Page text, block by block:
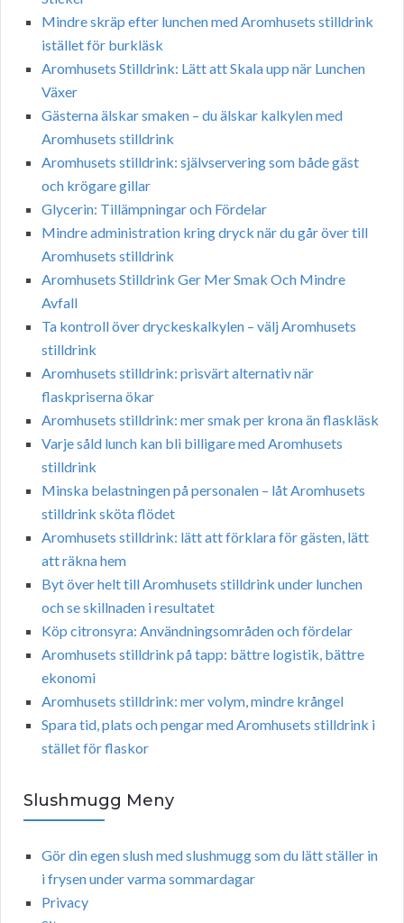
Mindre skräp efter lunchen med Aromhusets stilldrink
istället för burkläsk
Aromhusets Stilldrink: Lätt att Skala upp när Lunchen
Växer
Gästerna älskar smaken – du älskar kalkylen med
Aromhusets stilldrink
Aromhusets stilldrink: självservering som både gäst
och krögare gillar
Glycerin: Tillämpningar och Fördelar
Mindre administration kring dryck när du går över till
Aromhusets stilldrink
Aromhusets Stilldrink Ger Mer Smak Och Mindre
Avfall
Ta kontroll över dryckeskalkylen – välj Aromhusets
stilldrink
Aromhusets stilldrink: prisvärt alternativ när
flaskpriserna ökar
Aromhusets stilldrink: mer smak per krona än flaskläsk
Varje såld lunch kan bli billigare med Aromhusets
stilldrink
Minska belastningen på personalen – låt Aromhusets
stilldrink sköta flödet
Aromhusets stilldrink: lätt att förklara för gästen, lätt
att räkna hem
Byt över helt till Aromhusets stilldrink under lunchen
och se skillnaden i resultatet
Köp citronsyra: Användningsområden och fördelar
Aromhusets stilldrink på tapp: bättre logistik, bättre
ekonomi
Aromhusets stilldrink: mer volym, mindre krångel
Spara tid, plats och pengar med Aromhusets stilldrink i
stället för flaskor
Slushmugg Meny
Gör din egen slush med slushmugg som du lätt ställer in
i frysen under varma sommardagar
Privacy